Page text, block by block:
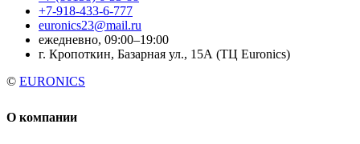
+7-918-433-6-777
euronics23@mail.ru
ежедневно, 09:00–19:00
г. Кропоткин, Базарная ул., 15А (ТЦ Euronics)
© EURONICS
О компании